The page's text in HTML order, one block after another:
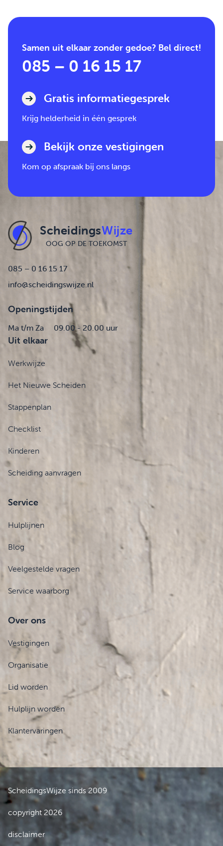
Samen uit elkaar zonder gedoe? Bel direct!
085 – 0 16 15 17
Gratis informatiegesprek
Krijg helderheid in één gesprek
Bekijk onze vestigingen
Kom op afspraak bij ons langs
ScheidingsWijze
OOG OP DE TOEKOMST
085 – 0 16 15 17
info@scheidingswijze.nl
Openingstijden
Ma t/m Za 09.00 - 20.00 uur
Uit elkaar
Werkwijze
Het Nieuwe Scheiden
Stappenplan
Checklist
Kinderen
Scheiding aanvragen
Service
Hulplijnen
Blog
Veelgestelde vragen
Service waarborg
Over ons
Vestigingen
Organisatie
Lid worden
Hulplijn worden
Klantervaringen
ScheidingsWijze sinds 2009
copyright 2026
disclaimer